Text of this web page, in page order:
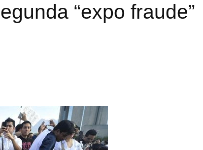
“expo fraude”